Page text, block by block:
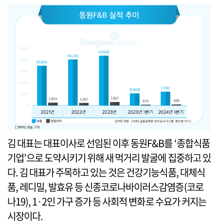
김 대표는 대표이사로 선임된 이후 동원F&B를 ‘종합식품
기업’으로 도약시키기 위해 새 먹거리 발굴에 집중하고 있
다. 김 대표가 주목하고 있는 것은 건강기능식품, 대체식
품, 레디밀, 발효유 등 신종코로나바이러스감염증(코로
나19), 1·2인 가구 증가 등 사회적 변화로 수요가 커지는
시장이다.